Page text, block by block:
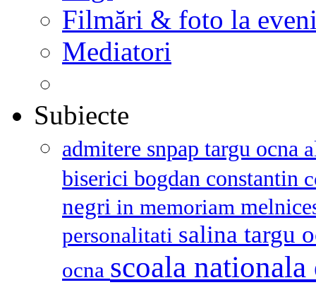
Filmări & foto la
Mediatori
Subiecte
admitere snpap targu ocna
biserici bogdan constantin
negri in memoriam
personalitati salina targu
ocna scoala